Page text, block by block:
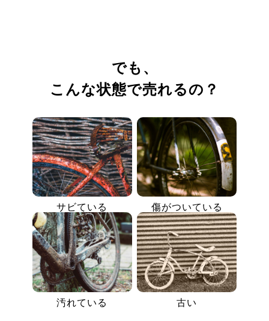
でも、
こんな状態で売れるの？
サビている 傷がついている
汚れている 古い